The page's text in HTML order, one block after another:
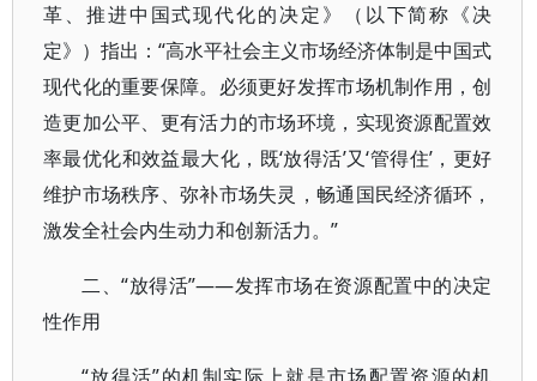
革、推进中国式现代化的决定》（以下简称《决
定》）指出：“高水平社会主义市场经济体制是中国式
现代化的重要保障。必须更好发挥市场机制作用，创
造更加公平、更有活力的市场环境，实现资源配置效
率最优化和效益最大化，既‘放得活’又‘管得住’，更好
维护市场秩序、弥补市场失灵，畅通国民经济循环，
激发全社会内生动力和创新活力。”
二、“放得活”——发挥市场在资源配置中的决定
性作用